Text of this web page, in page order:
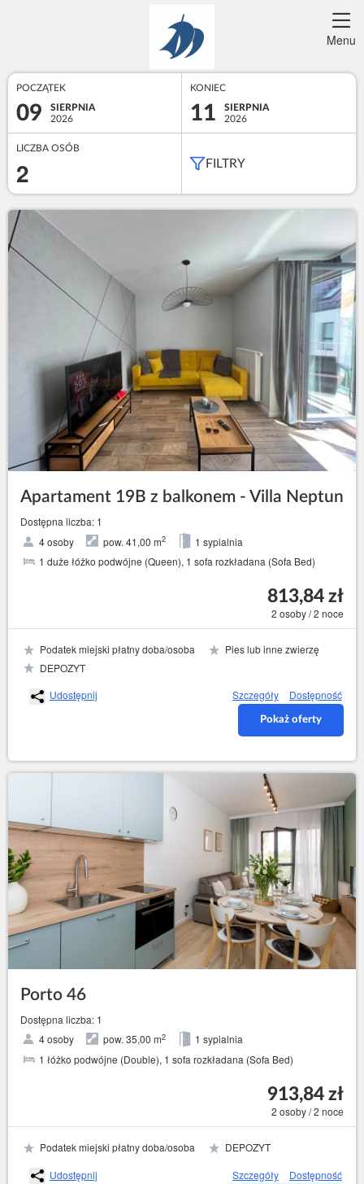
Menu
POCZĄTEK
09
SIERPNIA
2026
KONIEC
11
SIERPNIA
2026
LICZBA OSÓB
2 FILTRY
Apartament 19B z balkonem - Villa Neptun
Dostępna liczba: 1
4 osoby
pow. 41,00 m2
1 sypialnia
1 duże łóżko podwójne (Queen), 1 sofa rozkładana (Sofa Bed)
813,84 zł
2 osoby / 2 noce
Podatek miejski płatny doba/osoba
Pies lub inne zwierzę
DEPOZYT
Udostępnij
Szczegóły Dostępność
Pokaż oferty
Porto 46
Dostępna liczba: 1
4 osoby
pow. 35,00 m2
1 sypialnia
1 łóżko podwójne (Double), 1 sofa rozkładana (Sofa Bed)
913,84 zł
2 osoby / 2 noce
Podatek miejski płatny doba/osoba
DEPOZYT
Udostępnij
Szczegóły Dostępność